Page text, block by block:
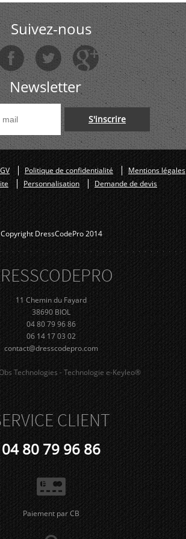
Suivez-nous
Newsletter
S'inscrire
Politique de confidentialité
Mentions légales
Personnalisation
Demande de devis
Copyright DressCodePro 2014
CODEPRO
11 Chemin du Fayard
38690 BIOL
04 80 79 96 86
06 14 17 03 02
contact@dresscodepro.com
Technologies - Technologie e-Keyleo®
CLIENT
04 80 79 96 86
Paiement par CB